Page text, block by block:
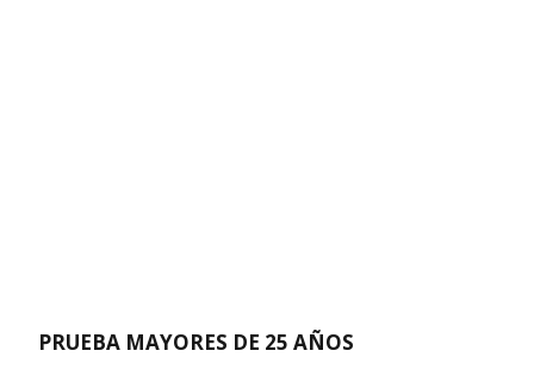
PRUEBA MAYORES DE 25 AÑOS